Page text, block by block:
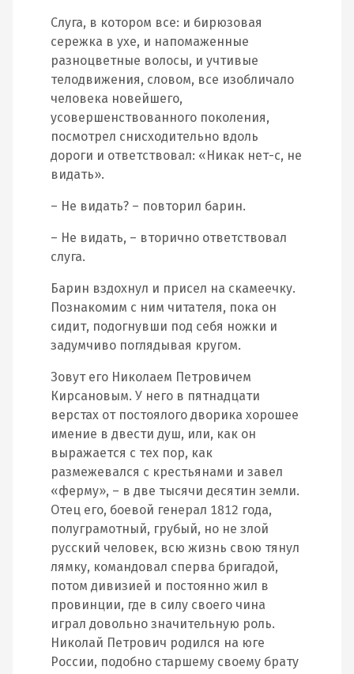
Слуга, в котором все: и бирюзовая
сережка в ухе, и напомаженные
разноцветные волосы, и учтивые
телодвижения, словом, все изобличало
человека новейшего,
усовершенствованного поколения,
посмотрел снисходительно вдоль
дороги и ответствовал: «Никак нет-с, не
видать».
– Не видать? – повторил барин.
– Не видать, – вторично ответствовал
слуга.
Барин вздохнул и присел на скамеечку.
Познакомим с ним читателя, пока он
сидит, подогнувши под себя ножки и
задумчиво поглядывая кругом.
Зовут его Николаем Петровичем
Кирсановым. У него в пятнадцати
верстах от постоялого дворика хорошее
имение в двести душ, или, как он
выражается с тех пор, как
размежевался с крестьянами и завел
«ферму», – в две тысячи десятин земли.
Отец его, боевой генерал 1812 года,
полуграмотный, грубый, но не злой
русский человек, всю жизнь свою тянул
лямку, командовал сперва бригадой,
потом дивизией и постоянно жил в
провинции, где в силу своего чина
играл довольно значительную роль.
Николай Петрович родился на юге
России, подобно старшему своему брату